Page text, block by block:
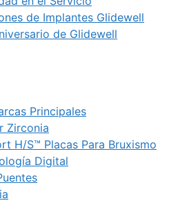
de Implantes Glidewell
de Glidewell
Principales
Zirconia
H/S™ Placas Para Bruxismo
Digital